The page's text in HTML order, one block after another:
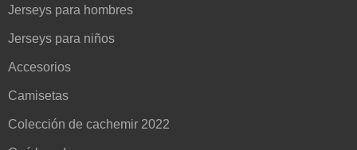
Jerseys para hombres
Jerseys para niños
Accesorios
Camisetas
Colección de cachemir 2022